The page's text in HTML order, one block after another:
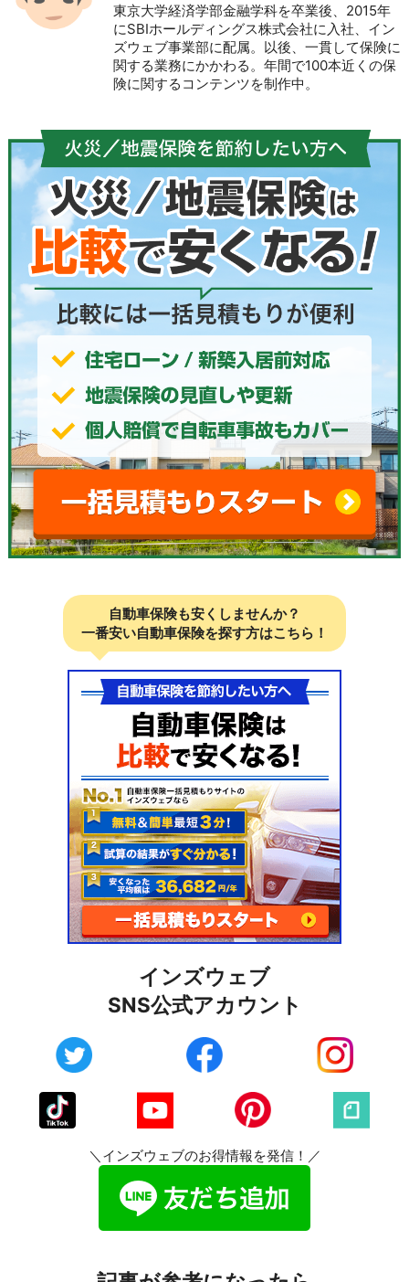
東京大学経済学部金融学科を卒業後、2015年
にSBIホールディングス株式会社に入社、イン
ズウェブ事業部に配属。以後、一貫して保険に
関する業務にかかわる。年間で100本近くの保
険に関するコンテンツを制作中。
自動車保険も安くしませんか？
一番安い自動車保険を探す方はこちら！
インズウェブ
SNS公式アカウント
＼インズウェブのお得情報を発信！／